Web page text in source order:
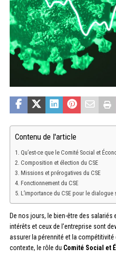
Contenu de l'article
Qu’est-ce que le Comité Social et
Composition et élection du CSE
Missions et prérogatives du CSE
Fonctionnement du CSE
L’importance du CSE pour le
De nos jours, le bien-être des
intérêts et ceux de l’entreprise sont
assurer la pérennité et la
contexte, le rôle du Comité Social et